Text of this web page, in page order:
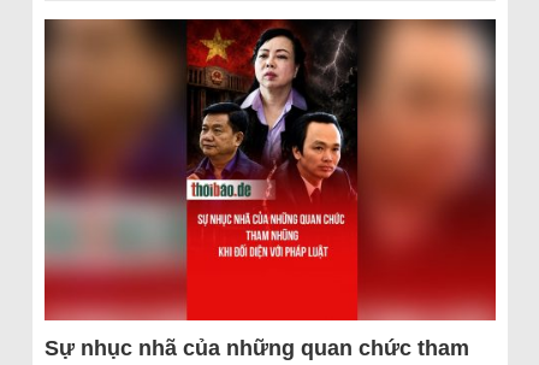
Sự nhục nhã của những quan chức tham